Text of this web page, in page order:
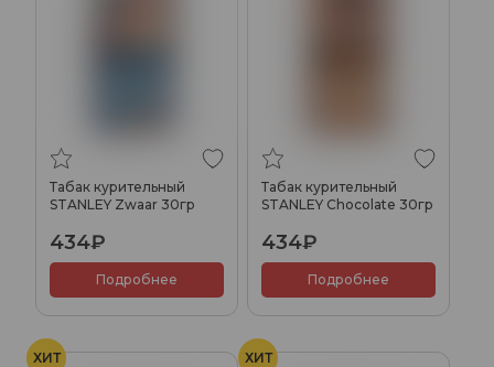
Табак курительный
STANLEY Zwaar 30гр
434₽
Подробнее
Табак курительный
STANLEY Chocolate 30гр
434₽
Подробнее
ХИТ ХИТ